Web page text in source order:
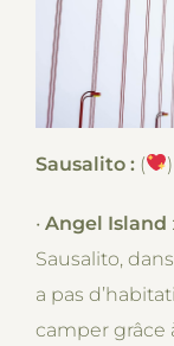
Sausalito : ( )
• Angel Island
Sausalito,
a pas
camper grâce